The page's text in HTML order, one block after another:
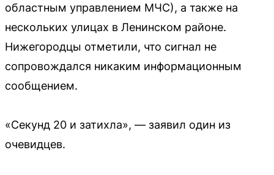
областным управлением МЧС), а также на
нескольких улицах в Ленинском районе.
Нижегородцы отметили, что сигнал не
сопровождался никаким информационным
сообщением.
«Секунд 20 и затихла», — заявил один из
очевидцев.